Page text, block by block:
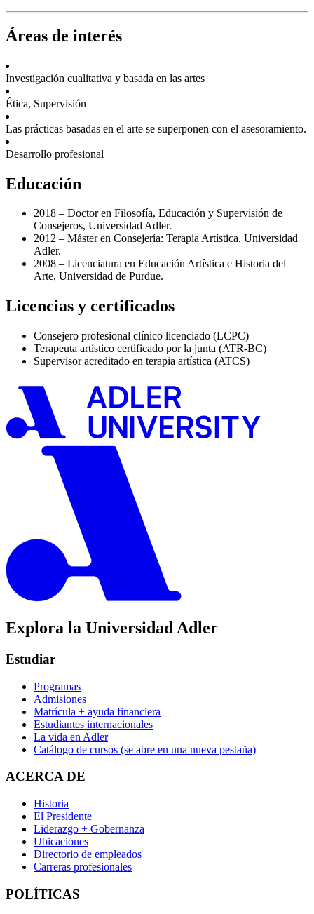
Áreas de interés
Investigación cualitativa y basada en las artes
Ética, Supervisión
Las prácticas basadas en el arte se superponen con el asesoramiento.
Desarrollo profesional
Educación
2018 – Doctor en Filosofía, Educación y Supervisión de
Consejeros, Universidad Adler.
2012 – Máster en Consejería: Terapia Artística, Universidad
Adler.
2008 – Licenciatura en Educación Artística e Historia del
Arte, Universidad de Purdue.
Licencias y certificados
Consejero profesional clínico licenciado (LCPC)
Terapeuta artístico certificado por la junta (ATR-BC)
Supervisor acreditado en terapia artística (ATCS)
Explora la Universidad Adler
Estudiar
Programas
Admisiones
Matrícula + ayuda financiera
Estudiantes internacionales
La vida en Adler
Catálogo de cursos (se abre en una nueva pestaña)
ACERCA DE
Historia
El Presidente
Liderazgo + Gobernanza
Ubicaciones
Directorio de empleados
Carreras profesionales
POLÍTICAS